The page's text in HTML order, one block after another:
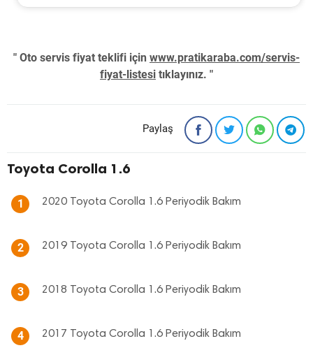
" Oto servis fiyat teklifi için www.pratikaraba.com/servis-
fiyat-listesi tıklayınız. "
Paylaş
Toyota Corolla 1.6
1 2020 Toyota Corolla 1.6 Periyodik Bakım
2 2019 Toyota Corolla 1.6 Periyodik Bakım
3 2018 Toyota Corolla 1.6 Periyodik Bakım
4 2017 Toyota Corolla 1.6 Periyodik Bakım